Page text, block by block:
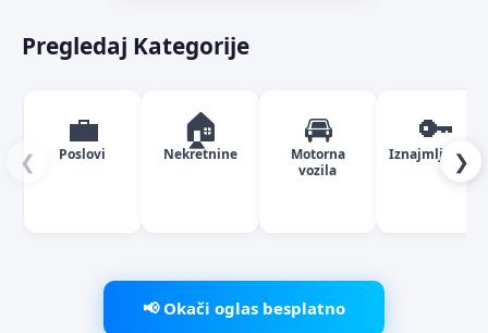
Pregledaj Kategorije
❮
💼
Poslovi
🏠
Nekretnine
🚘
Motorna
vozila
🔑
Iznajmljivanje
❯
📢 Okači oglas besplatno